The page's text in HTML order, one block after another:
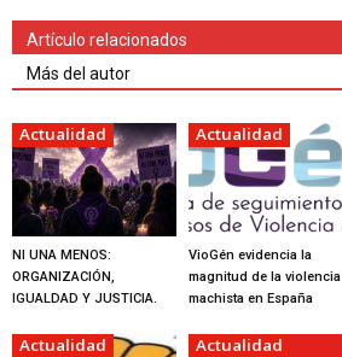
Artículo relacionados
Más del autor
Actualidad
NI UNA MENOS:
ORGANIZACIÓN,
IGUALDAD Y JUSTICIA.
Actualidad
VioGén evidencia la
magnitud de la violencia
machista en España
Actualidad Actualidad